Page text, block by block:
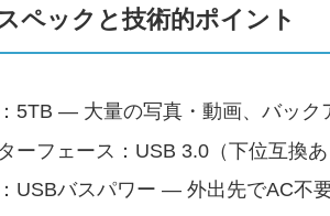
ペックと技術的ポイント
5TB — 大量の写真・動画、バック
ーフェース：USB 3.0（下位互換
USBバスパワー — 外出先でAC不